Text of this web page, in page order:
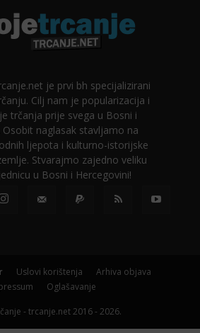
je prvi bh specijalizirani
Cilj nam je popularizacija i
trčanja prije svega u Bosni i
Osobit naglasak stavljamo na
ljepota i kulturno-istorijske
Stvarajmo zajedno veliku
u Bosni i Hercegovini!
Uslovi korištenja
Arhiva objava
Oglašavanje
- trcanje.net 2016 - 2026.